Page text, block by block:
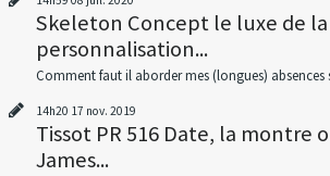
Skeleton Concept le luxe de la
personnalisation...
Comment faut il aborder mes (longues) absences
14h20 17 nov. 2019
Tissot PR 516 Date, la montre
James...